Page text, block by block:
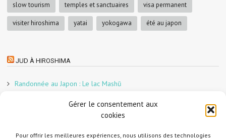
Gérer le consentement aux
cookies
Pour offrir les meilleures expériences, nous utilisons des technologies
slow tourism temples et sanctuaires visa permanent
visiter hiroshima yatai yokogawa été au japon
JUD À HIROSHIMA
Randonnée au Japon : Le lac Mashū
Un café et des cabanes dans la forêt